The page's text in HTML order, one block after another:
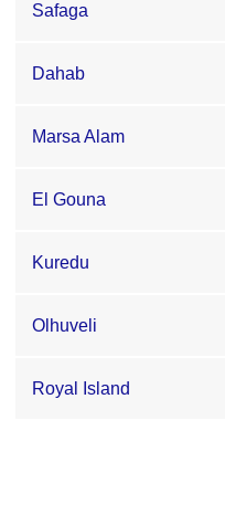
Safaga
Dahab
Marsa Alam
El Gouna
Kuredu
Olhuveli
Royal Island